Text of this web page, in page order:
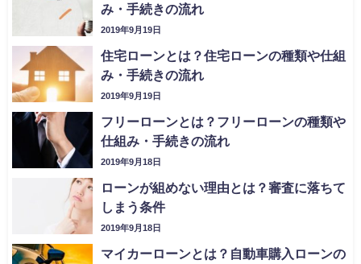
み・手続きの流れ
2019年9月19日
住宅ローンとは？住宅ローンの種類や仕組
み・手続きの流れ
2019年9月19日
フリーローンとは？フリーローンの種類や
仕組み・手続きの流れ
2019年9月18日
ローンが組めない理由とは？審査に落ちて
しまう条件
2019年9月18日
マイカーローンとは？自動車購入ローンの